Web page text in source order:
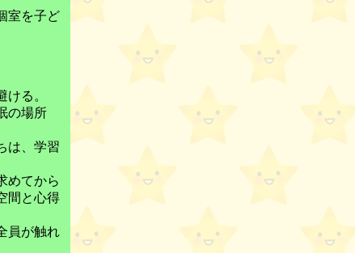
室を子ど
る。
の場所
は、学習
めてから
間と心得
員が触れ